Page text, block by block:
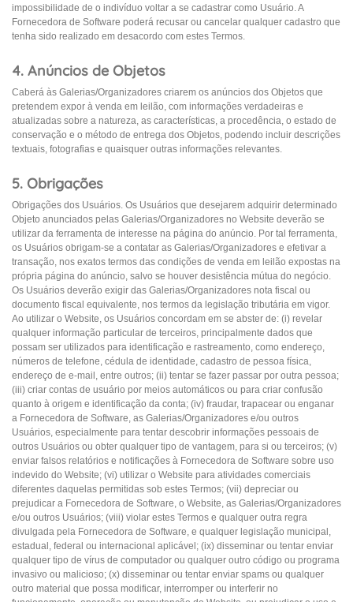
impossibilidade de o indivíduo voltar a se cadastrar como Usuário. A
Fornecedora de Software poderá recusar ou cancelar qualquer cadastro que
tenha sido realizado em desacordo com estes Termos.
4. Anúncios de Objetos
Caberá às Galerias/Organizadores criarem os anúncios dos Objetos que
pretendem expor à venda em leilão, com informações verdadeiras e
atualizadas sobre a natureza, as características, a procedência, o estado de
conservação e o método de entrega dos Objetos, podendo incluir descrições
textuais, fotografias e quaisquer outras informações relevantes.
5. Obrigações
Obrigações dos Usuários. Os Usuários que desejarem adquirir determinado
Objeto anunciados pelas Galerias/Organizadores no Website deverão se
utilizar da ferramenta de interesse na página do anúncio. Por tal ferramenta,
os Usuários obrigam-se a contatar as Galerias/Organizadores e efetivar a
transação, nos exatos termos das condições de venda em leilão expostas na
própria página do anúncio, salvo se houver desistência mútua do negócio.
Os Usuários deverão exigir das Galerias/Organizadores nota fiscal ou
documento fiscal equivalente, nos termos da legislação tributária em vigor.
Ao utilizar o Website, os Usuários concordam em se abster de: (i) revelar
qualquer informação particular de terceiros, principalmente dados que
possam ser utilizados para identificação e rastreamento, como endereço,
números de telefone, cédula de identidade, cadastro de pessoa física,
endereço de e-mail, entre outros; (ii) tentar se fazer passar por outra pessoa;
(iii) criar contas de usuário por meios automáticos ou para criar confusão
quanto à origem e identificação da conta; (iv) fraudar, trapacear ou enganar
a Fornecedora de Software, as Galerias/Organizadores e/ou outros
Usuários, especialmente para tentar descobrir informações pessoais de
outros Usuários ou obter qualquer tipo de vantagem, para si ou terceiros; (v)
enviar falsos relatórios e notificações à Fornecedora de Software sobre uso
indevido do Website; (vi) utilizar o Website para atividades comerciais
diferentes daquelas permitidas sob estes Termos; (vii) depreciar ou
prejudicar a Fornecedora de Software, o Website, as Galerias/Organizadores
e/ou outros Usuários; (viii) violar estes Termos e qualquer outra regra
divulgada pela Fornecedora de Software, e qualquer legislação municipal,
estadual, federal ou internacional aplicável; (ix) disseminar ou tentar enviar
qualquer tipo de vírus de computador ou qualquer outro código ou programa
invasivo ou malicioso; (x) disseminar ou tentar enviar spams ou qualquer
outro material que possa modificar, interromper ou interferir no